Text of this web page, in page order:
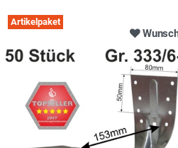
Artikelpaket